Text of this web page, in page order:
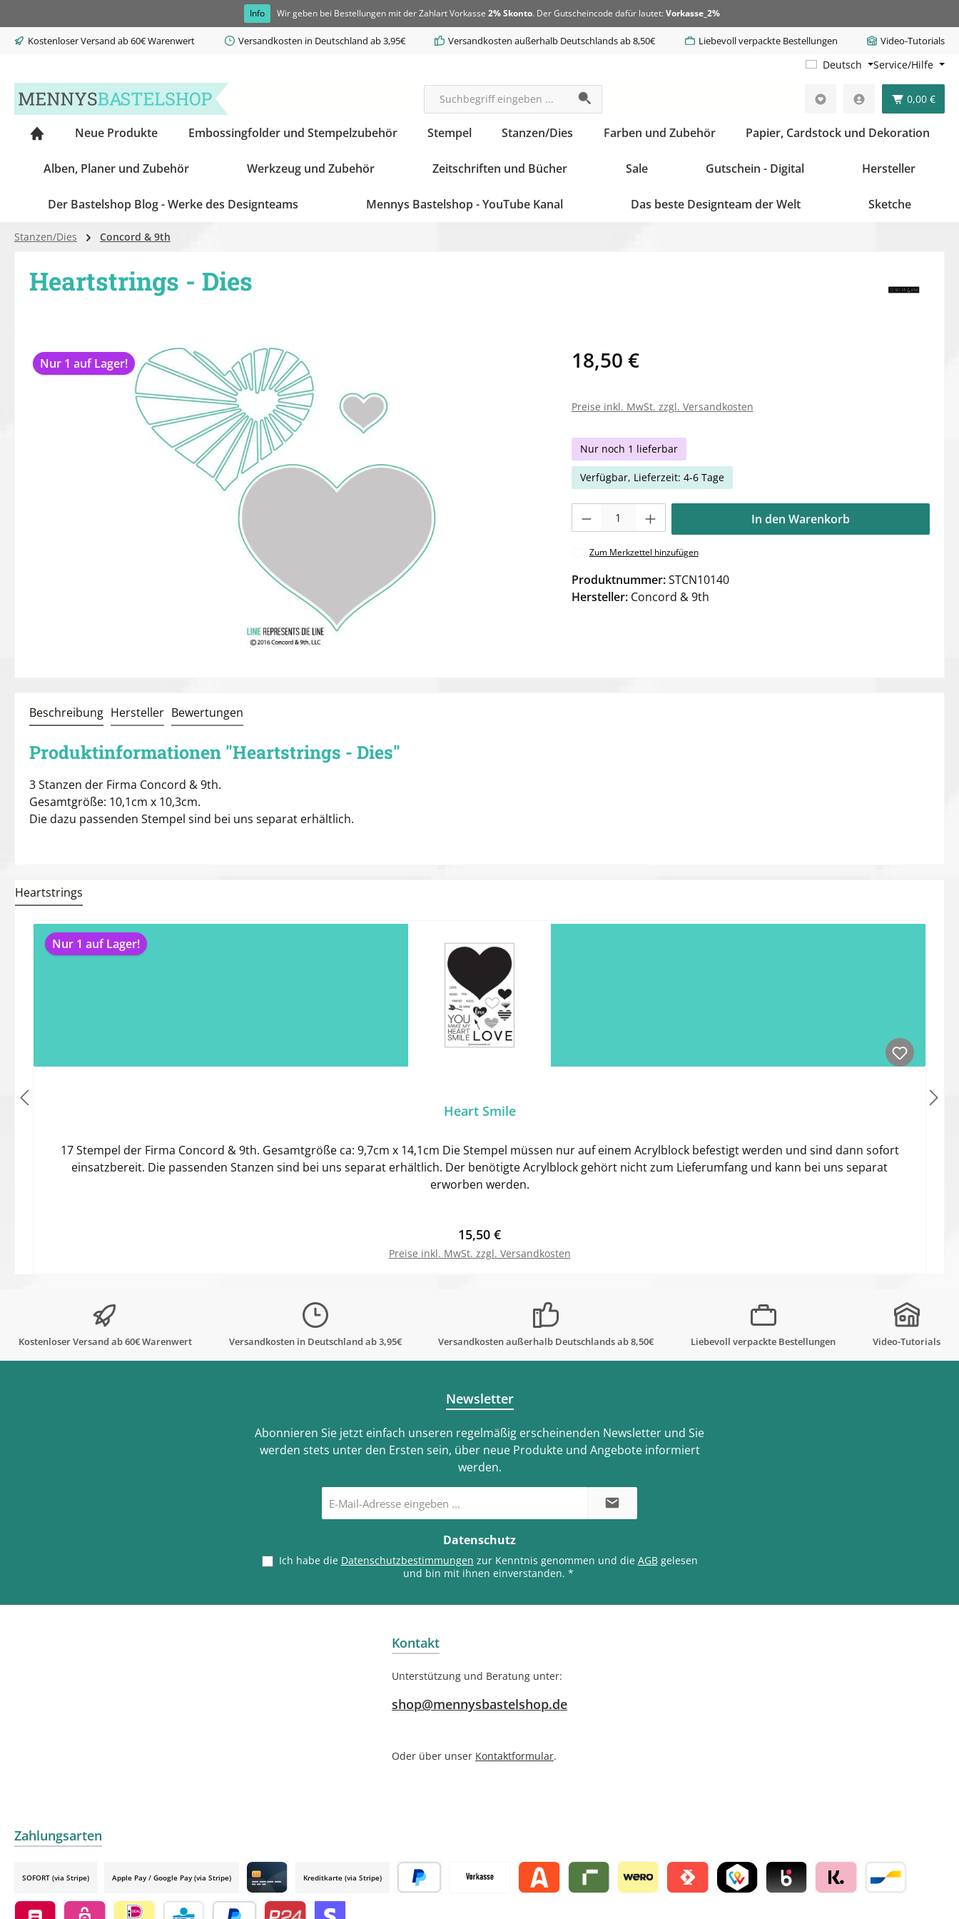
Info Wir geben bei Bestellungen mit der Zahlart Vorkasse 2% Skonto. Der Gutscheincode dafür lautet: Vorkasse_2%
Kostenloser Versand ab 60€ Warenwert Versandkosten in Deutschland ab 3,95€ Versandkosten außerhalb Deutschlands ab 8,50€ Liebevoll verpackte Bestellungen Video-Tutorials
Deutsch Service/Hilfe
0,00 €
Neue Produkte Embossingfolder und Stempelzubehör Stempel Stanzen/Dies Farben und Zubehör Papier, Cardstock und Dekoration
Alben, Planer und Zubehör Werkzeug und Zubehör Zeitschriften und Bücher Sale Gutschein - Digital Hersteller
Der Bastelshop Blog - Werke des Designteams Mennys Bastelshop - YouTube Kanal Das beste Designteam der Welt Sketche
Stanzen/Dies Concord & 9th
Heartstrings - Dies
Bildergalerie überspringen
Nur 1 auf Lager! 18,50 €
Preise inkl. MwSt. zzgl. Versandkosten
Nur noch 1 lieferbar
Verfügbar, Lieferzeit: 4-6 Tage
In den Warenkorb
Zum Merkzettel hinzufügen
Produktnummer:STCN10140
Hersteller: Concord & 9th
Beschreibung Hersteller Bewertungen
Produktinformationen "Heartstrings - Dies"
3 Stanzen der Firma Concord & 9th.
Gesamtgröße: 10,1cm x 10,3cm.
Die dazu passenden Stempel sind bei uns separat erhältlich.
Heartstrings
Produktgalerie überspringen
Nur 1 auf Lager!
Heart Smile
17 Stempel der Firma Concord & 9th. Gesamtgröße ca: 9,7cm x 14,1cm Die Stempel müssen nur auf einem Acrylblock befestigt werden und sind dann sofort
einsatzbereit. Die passenden Stanzen sind bei uns separat erhältlich. Der benötigte Acrylblock gehört nicht zum Lieferumfang und kann bei uns separat
erworben werden.
Regulärer Preis:
15,50 €
Preise inkl. MwSt. zzgl. Versandkosten
Kostenloser Versand ab 60€ Warenwert Versandkosten in Deutschland ab 3,95€ Versandkosten außerhalb Deutschlands ab 8,50€ Liebevoll verpackte Bestellungen Video-Tutorials
Newsletter
Abonnieren Sie jetzt einfach unseren regelmäßig erscheinenden Newsletter und Sie
werden stets unter den Ersten sein, über neue Produkte und Angebote informiert
werden.
Mail-
Adresse
Datenschutz
Ich habe die Datenschutzbestimmungen zur Kenntnis genommen und die AGBgelesen
und bin mit ihnen einverstanden. *
Kontakt
Unterstützung und Beratung unter:
shop@mennysbastelshop.de
Oder über unser Kontaktformular.
Zahlungsarten
SOFORT (via Stripe) Apple Pay / Google Pay (via Stripe)
Credit card by mollie
Kreditkarte (via Stripe)